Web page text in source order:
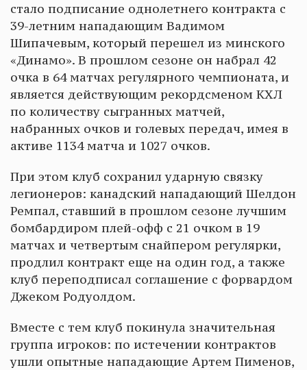
стало подписание однолетнего контракта с
39-летним нападающим Вадимом
Шипачевым, который перешел из минского
«Динамо». В прошлом сезоне он набрал 42
очка в 64 матчах регулярного чемпионата, и
является действующим рекордсменом КХЛ
по количеству сыгранных матчей,
набранных очков и голевых передач, имея в
активе 1134 матча и 1027 очков.
При этом клуб сохранил ударную связку
легионеров: канадский нападающий Шелдон
Ремпал, ставший в прошлом сезоне лучшим
бомбардиром плей-офф с 21 очком в 19
матчах и четвертым снайпером регулярки,
продлил контракт еще на один год, а также
клуб переподписал соглашение с форвардом
Джеком Родуолдом.
Вместе с тем клуб покинула значительная
группа игроков: по истечении контрактов
ушли опытные нападающие Артем Пименов,